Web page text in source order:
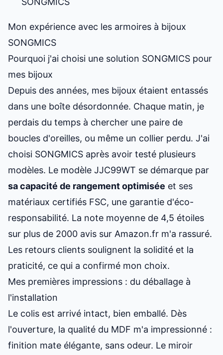
Mon expérience avec les armoires à bijoux
SONGMICS
Pourquoi j'ai choisi une solution SONGMICS pour
mes bijoux
Depuis des années, mes bijoux étaient entassés
dans une boîte désordonnée. Chaque matin, je
perdais du temps à chercher une paire de
boucles d'oreilles, ou même un collier perdu. J'ai
choisi SONGMICS après avoir testé plusieurs
modèles. Le modèle JJC99WT se démarque par
sa capacité de rangement optimisée et ses
matériaux certifiés FSC, une garantie d'éco-
responsabilité. La note moyenne de 4,5 étoiles
sur plus de 2000 avis sur Amazon.fr m'a rassuré.
Les retours clients soulignent la solidité et la
praticité, ce qui a confirmé mon choix.
Mes premières impressions : du déballage à
l'installation
Le colis est arrivé intact, bien emballé. Dès
l'ouverture, la qualité du MDF m'a impressionné :
finition mate élégante, sans odeur. Le miroir